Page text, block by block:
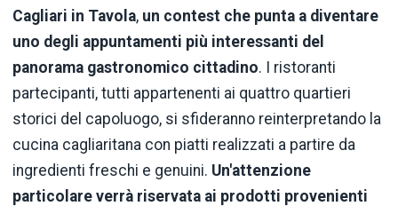
Cagliari in Tavola, un contest che punta a diventare
uno degli appuntamenti più interessanti del
panorama gastronomico cittadino. I ristoranti
partecipanti, tutti appartenenti ai quattro quartieri
storici del capoluogo, si sfideranno reinterpretando la
cucina cagliaritana con piatti realizzati a partire da
ingredienti freschi e genuini. Un'attenzione
particolare verrà riservata ai prodotti provenienti